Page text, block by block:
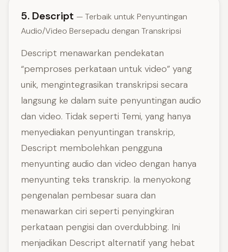
5. Descript — Terbaik untuk Penyuntingan
Audio/Video Bersepadu dengan Transkripsi
Descript menawarkan pendekatan
“pemproses perkataan untuk video” yang
unik, mengintegrasikan transkripsi secara
langsung ke dalam suite penyuntingan audio
dan video. Tidak seperti Temi, yang hanya
menyediakan penyuntingan transkrip,
Descript membolehkan pengguna
menyunting audio dan video dengan hanya
menyunting teks transkrip. Ia menyokong
pengenalan pembesar suara dan
menawarkan ciri seperti penyingkiran
perkataan pengisi dan overdubbing. Ini
menjadikan Descript alternatif yang hebat